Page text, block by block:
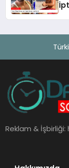
Reklam & İşbirliği: